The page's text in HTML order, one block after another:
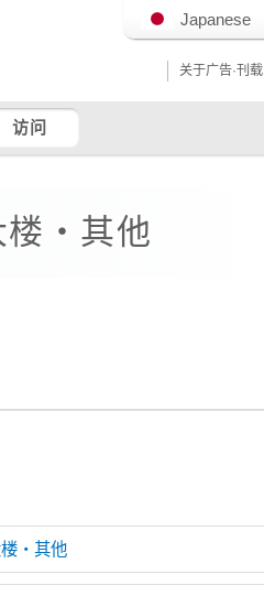
Japanese
关于广告·刊载
访问
・其他
・其他